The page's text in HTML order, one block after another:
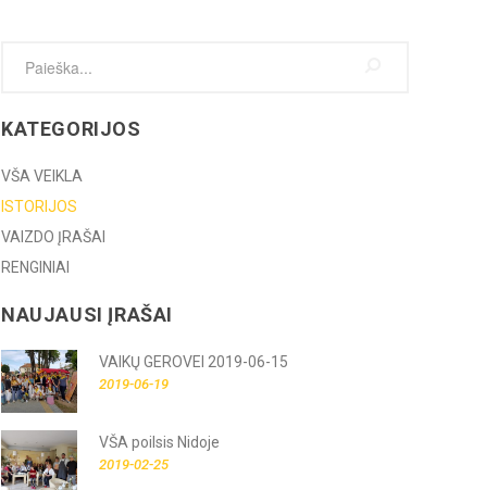
KATEGORIJOS
VŠA VEIKLA
ISTORIJOS
VAIZDO ĮRAŠAI
RENGINIAI
NAUJAUSI ĮRAŠAI
VAIKŲ GEROVEI 2019-06-15
2019-06-19
VŠA poilsis Nidoje
2019-02-25